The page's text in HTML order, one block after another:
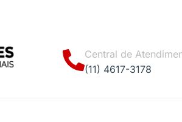
Central de
(11) 4617-3178